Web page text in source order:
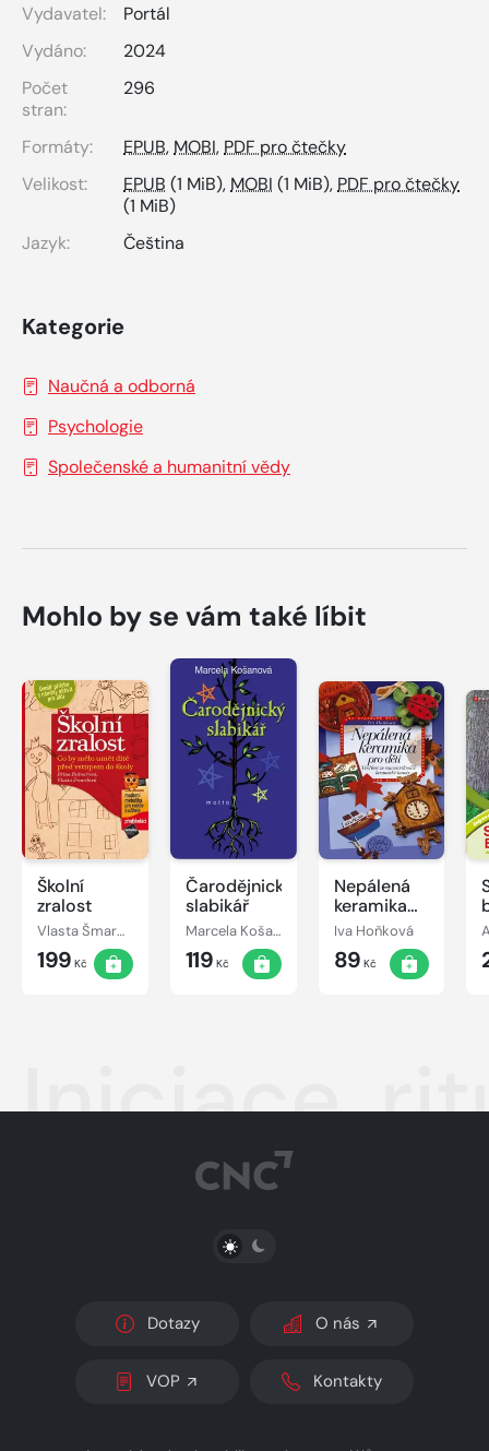
Vydavatel:
Portál
Vydáno:
2024
Počet
stran:
296
Formáty: EPUB, MOBI, PDF pro čtečky
Velikost:
EPUB (1 MiB), MOBI (1 MiB), PDF pro čtečky
(1 MiB)
Jazyk:
Čeština
Kategorie
Naučná a odborná
Psychologie
Společenské a humanitní vědy
Mohlo by se vám také líbit
Školní
zralost
Vlasta Šmardová, Jiřina Bednářová
199 Kč
Čarodějnický
slabikář
Marcela Košanová
119 Kč
Nepálená
keramika
pro děti
Iva Hoňková
89 Kč
Iniciace,
PŘEPNOUT SVĚTLÝ/TMAVÝ REŽIM
Dotazy O nás
VOP Kontakty